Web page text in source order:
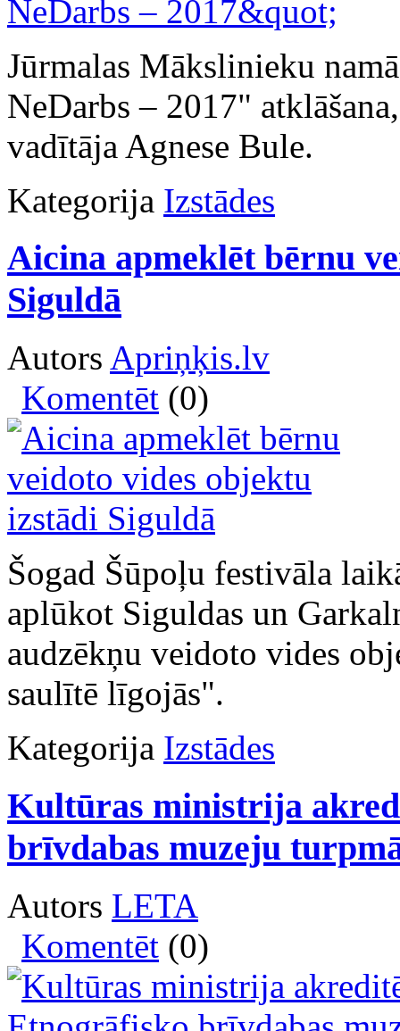
Jūrmalas Mākslinieku
NeDarbs – 2017"
vadītāja Agnese Bule.
Kategorija Izstādes
Aicina apmeklēt bērnu
Siguldā
Autors Apriņķis.lv
Komentēt (0)
Šogad Šūpoļu festivāla
aplūkot Siguldas un
audzēkņu veidoto vides
saulītē līgojās".
Kategorija Izstādes
Kultūras ministrija
brīvdabas muzeju
Autors LETA
Komentēt (0)